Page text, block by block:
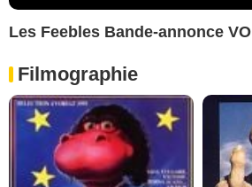
Les Feebles Bande-annonce VO
Filmographie